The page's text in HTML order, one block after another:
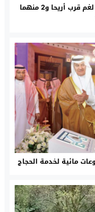
إصابة 7 جنود إسرائيليين في انفجار لغم قرب أريحا و2 منهما